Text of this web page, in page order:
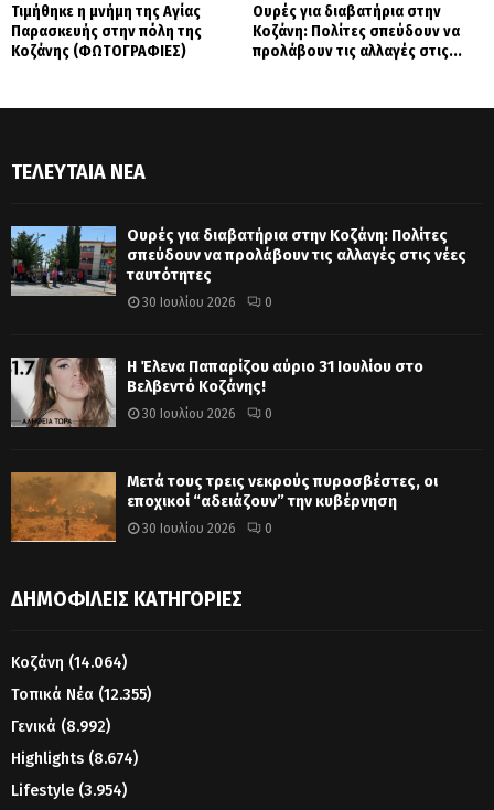
Τιμήθηκε η μνήμη της Αγίας
Παρασκευής στην πόλη της
Κοζάνης (ΦΩΤΟΓΡΑΦΙΕΣ)
Ουρές για διαβατήρια στην
Κοζάνη: Πολίτες σπεύδουν να
προλάβουν τις αλλαγές στις...
ΤΕΛΕΥΤΑΊΑ ΝΈΑ
Ουρές για διαβατήρια στην Κοζάνη: Πολίτες
σπεύδουν να προλάβουν τις αλλαγές στις νέες
ταυτότητες
30 Ιουλίου 2026 0
Η Έλενα Παπαρίζου αύριο 31 Ιουλίου στο
Βελβεντό Κοζάνης!
30 Ιουλίου 2026 0
Μετά τους τρεις νεκρούς πυροσβέστες, οι
εποχικοί “αδειάζουν” την κυβέρνηση
30 Ιουλίου 2026 0
ΔΗΜΟΦΙΛΕΊΣ ΚΑΤΗΓΟΡΊΕΣ
Κοζάνη (14.064)
Τοπικά Νέα (12.355)
Γενικά (8.992)
Highlights (8.674)
Lifestyle (3.954)